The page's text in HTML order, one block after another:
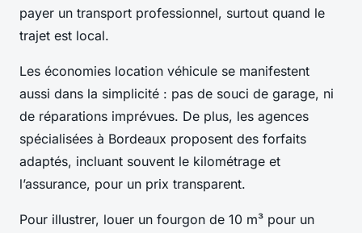
payer un transport professionnel, surtout quand le
trajet est local.
Les économies location véhicule se manifestent
aussi dans la simplicité : pas de souci de garage, ni
de réparations imprévues. De plus, les agences
spécialisées à Bordeaux proposent des forfaits
adaptés, incluant souvent le kilométrage et
l’assurance, pour un prix transparent.
Pour illustrer, louer un fourgon de 10 m³ pour un